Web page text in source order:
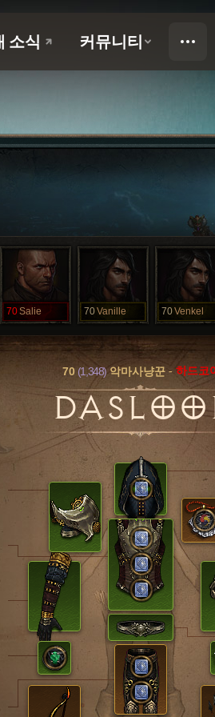
70Salie 70Vanille 70Venkel
70 (1,348)악마사냥꾼 - 하드코